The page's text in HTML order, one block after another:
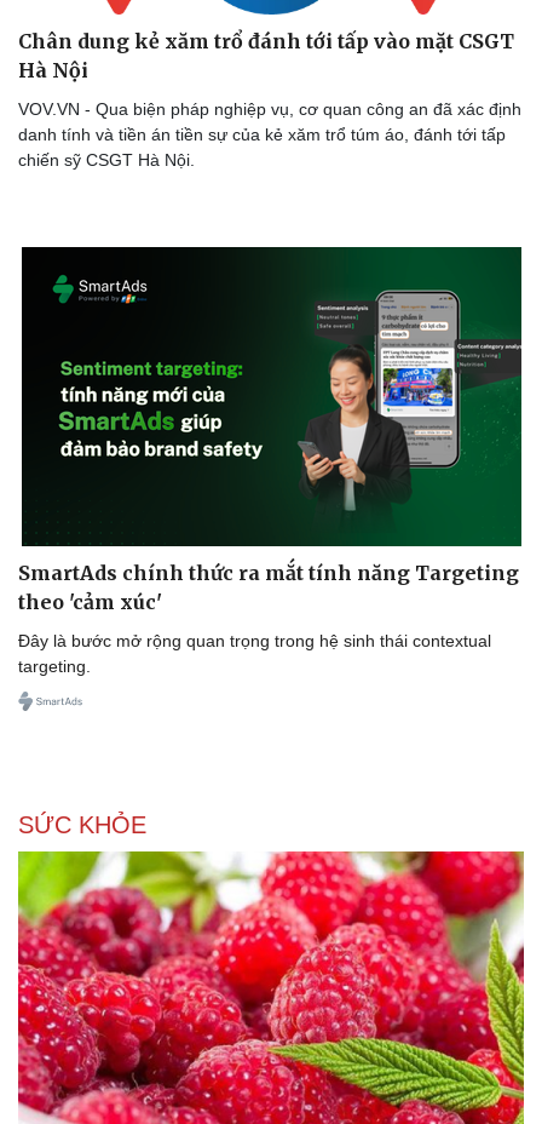
Sức khỏe
Cây thuốc
Sản phụ khoa
Nhi khoa
Blog
Chân dung kẻ xăm trổ đánh tới tấp vào mặt CSGT
Hà Nội
VOV.VN - Qua biện pháp nghiệp vụ, cơ quan công an đã xác định
danh tính và tiền án tiền sự của kẻ xăm trổ túm áo, đánh tới tấp
chiến sỹ CSGT Hà Nội.
SmartAds chính thức ra mắt tính năng Targeting
theo 'cảm xúc'
Đây là bước mở rộng quan trọng trong hệ sinh thái contextual
targeting.
SỨC KHỎE